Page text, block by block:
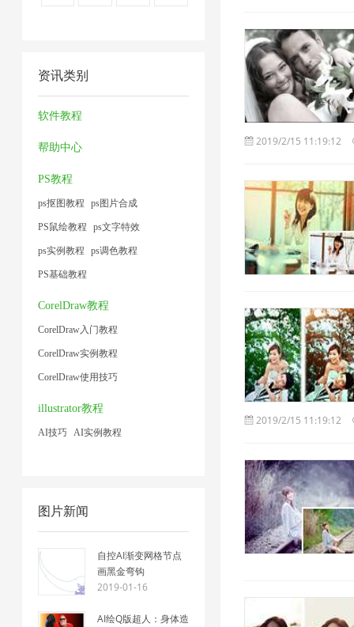
7
大
小
术
压
缩
2
片
资讯类别
软件教程
帮助中心
PS教程
ps抠图教程 ps图片合成
PS鼠绘教程 ps文字特效
ps实例教程 ps调色教程
PS基础教程
CorelDraw教程
CorelDraw入门教程
CorelDraw实例教程
CorelDraw使用技巧
illustrator教程
AI技巧 AI实例教程
图片新闻
自控AI渐变网格节点
画黑金弯钩
2019-01-16
AI绘Q版超人：身体造
2019/2/15 11:19:12
2019/2/15 11:19:12